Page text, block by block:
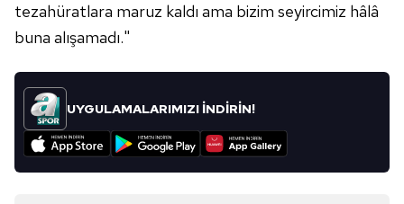
tezahüratlara maruz kaldı ama bizim seyircimiz hâlâ
buna alışamadı."
UYGULAMALARIMIZI İNDİRİN!